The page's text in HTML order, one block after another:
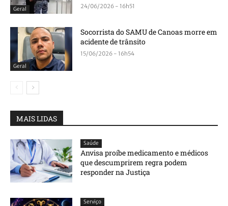
Geral 24/06/2026 - 16h51
Geral
Socorrista do SAMU de Canoas morre em
acidente de trânsito
15/06/2026 - 16h54
MAIS LIDAS
Saúde
Anvisa proíbe medicamento e médicos
que descumprirem regra podem
responder na Justiça
Serviço